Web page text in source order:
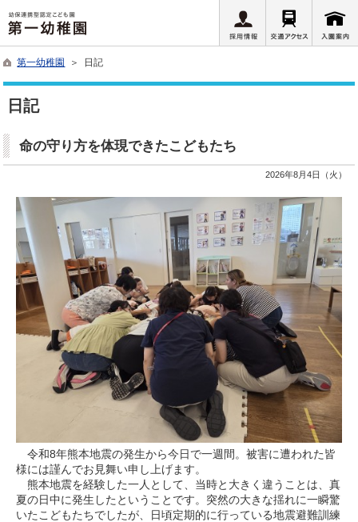
第一幼稚園 ＞ 日記
日記
命の守り方を体現できたこどもたち
2026年8月4日（火）
令和8年熊本地震の発生から今日で一週間。被害に遭われた皆
様には謹んでお見舞い申し上げます。
熊本地震を経験した一人として、当時と大きく違うことは、真
夏の日中に発生したということです。突然の大きな揺れに一瞬驚
いたこどもたちでしたが、日頃定期的に行っている地震避難訓練